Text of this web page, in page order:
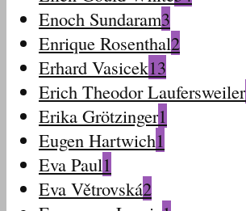
Enoch Sundaram3
Enrique Rosenthal2
Erhard Vasicek13
Erich Theodor Laufersweiler
Erika Grötzinger1
Eugen Hartwich1
Eva Paul1
Eva Větrovská2